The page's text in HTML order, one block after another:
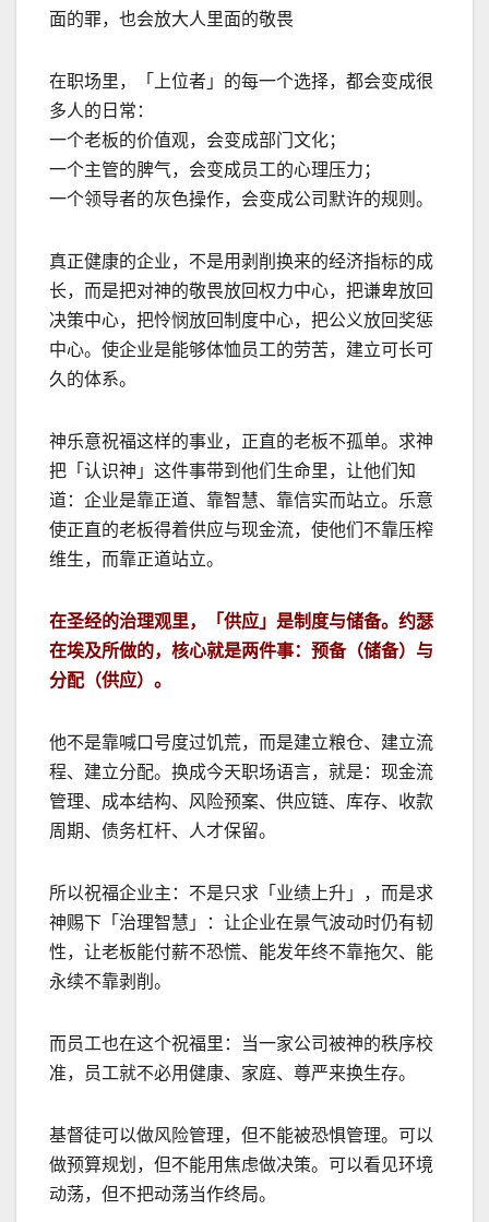
面的罪，也会放大人里面的敬畏
在职场里，「上位者」的每一个选择，都会变成很
多人的日常：
一个老板的价值观，会变成部门文化；
一个主管的脾气，会变成员工的心理压力；
一个领导者的灰色操作，会变成公司默许的规则。
真正健康的企业，不是用剥削换来的经济指标的成
长，而是把对神的敬畏放回权力中心，把谦卑放回
决策中心，把怜悯放回制度中心，把公义放回奖惩
中心。使企业是能够体恤员工的劳苦，建立可长可
久的体系。
神乐意祝福这样的事业，正直的老板不孤单。求神
把「认识神」这件事带到他们生命里，让他们知
道：企业是靠正道、靠智慧、靠信实而站立。乐意
使正直的老板得着供应与现金流，使他们不靠压榨
维生，而靠正道站立。
在圣经的治理观里，「供应」是制度与储备。约瑟
在埃及所做的，核心就是两件事：预备（储备）与
分配（供应）。
他不是靠喊口号度过饥荒，而是建立粮仓、建立流
程、建立分配。换成今天职场语言，就是：现金流
管理、成本结构、风险预案、供应链、库存、收款
周期、债务杠杆、人才保留。
所以祝福企业主：不是只求「业绩上升」，而是求
神赐下「治理智慧」：让企业在景气波动时仍有韧
性，让老板能付薪不恐慌、能发年终不靠拖欠、能
永续不靠剥削。
而员工也在这个祝福里：当一家公司被神的秩序校
准，员工就不必用健康、家庭、尊严来换生存。
基督徒可以做风险管理，但不能被恐惧管理。可以
做预算规划，但不能用焦虑做决策。可以看见环境
动荡，但不把动荡当作终局。